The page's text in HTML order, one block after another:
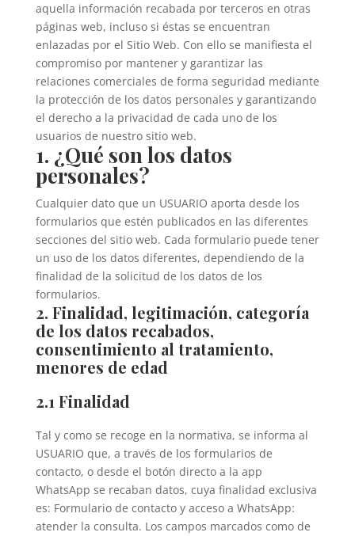
aquella información recabada por terceros en otras
páginas web, incluso si éstas se encuentran
enlazadas por el Sitio Web. Con ello se manifiesta el
compromiso por mantener y garantizar las
relaciones comerciales de forma seguridad mediante
la protección de los datos personales y garantizando
el derecho a la privacidad de cada uno de los
usuarios de nuestro sitio web.
1. ¿Qué son los datos
personales?
Cualquier dato que un USUARIO aporta desde los
formularios que estén publicados en las diferentes
secciones del sitio web. Cada formulario puede tener
un uso de los datos diferentes, dependiendo de la
finalidad de la solicitud de los datos de los
formularios.
2. Finalidad, legitimación, categoría
de los datos recabados,
consentimiento al tratamiento,
menores de edad
2.1 Finalidad
Tal y como se recoge en la normativa, se informa al
USUARIO que, a través de los formularios de
contacto, o desde el botón directo a la app
WhatsApp se recaban datos, cuya finalidad exclusiva
es: Formulario de contacto y acceso a WhatsApp:
atender la consulta. Los campos marcados como de